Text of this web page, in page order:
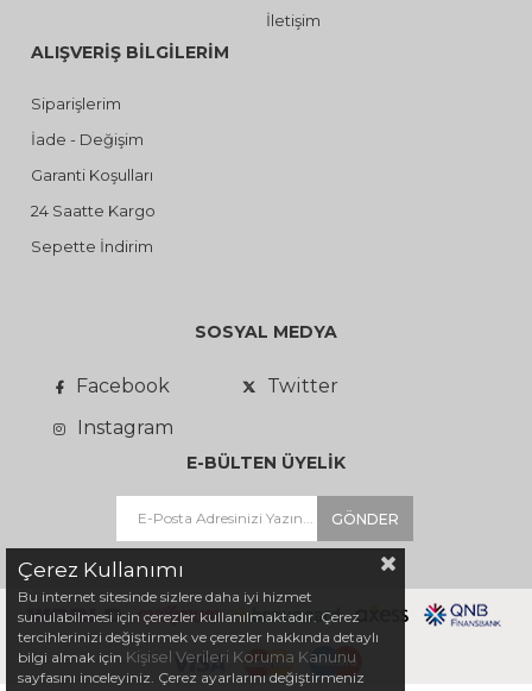
İletişim
ALIŞVERİŞ BİLGİLERİM
Siparişlerim
İade - Değişim
Garanti Koşulları
24 Saatte Kargo
Sepette İndirim
SOSYAL MEDYA
Facebook
Twitter
Instagram
E-BÜLTEN ÜYELİK
GÖNDER
Çerez Kullanımı
Bu internet sitesinde sizlere daha iyi hizmet
sunulabilmesi için çerezler kullanılmaktadır. Çerez
tercihlerinizi değiştirmek ve çerezler hakkında detaylı
bilgi almak için Kişisel Verileri Koruma Kanunu
sayfasını inceleyiniz. Çerez ayarlarını değiştirmeniz